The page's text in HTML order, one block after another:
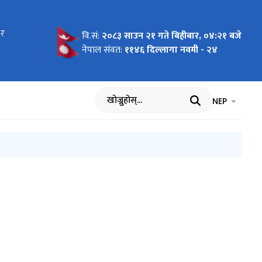
–
वि.सं: २०८३ साउन २१ गते बिहीबार, ०४:२१ बजे
नेपाल संवत: ११४६ दिल्लागा नवमी - २४
खोज्नुहोस् भाषा चयन
NEP